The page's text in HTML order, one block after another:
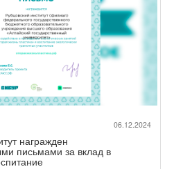
06.12.2024
награжден
письмами за вклад в